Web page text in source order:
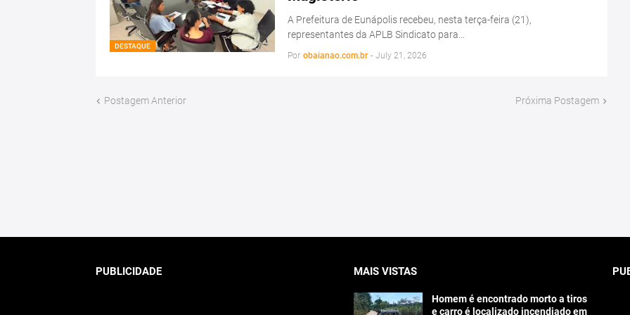
DESTAQUE
A Prefeitura de Eunápolis recebeu, nesta terça-feira (21),
representantes da APLB Sindicato para…
Por obaianao.com.br - July 21, 2026
Postagem Anterior Próxima Postagem
PUBLICIDADE MAIS VISTAS
Homem é encontrado morto a tiros
e carro é localizado incendiado em